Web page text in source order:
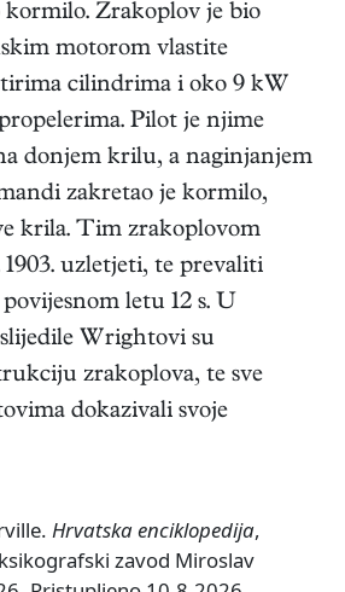
Zrakoplov je bio
motorom vlastite
cilindrima i oko 9 kW
Pilot je njime
donjem krilu, a naginjanjem
zakretao je kormilo,
krila. Tim zrakoplovom
uzletjeti, te prevaliti
letu 12 s. U
Wrightovi su
zrakoplova, te sve
dokazivali svoje
Hrvatska enciklopedija,
zavod Miroslav